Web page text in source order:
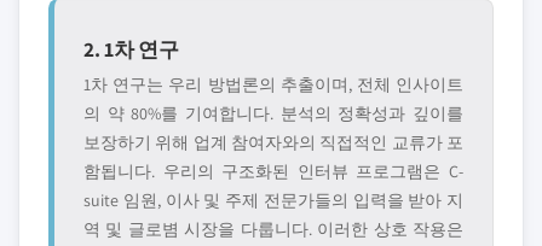
2. 1차 연구
1차 연구는 우리 방법론의 추출이며, 전체 인사이트
의 약 80%를 기여합니다. 분석의 정확성과 깊이를
보장하기 위해 업계 참여자와의 직접적인 교류가 포
함됩니다. 우리의 구조화된 인터뷰 프로그램은 C-
suite 임원, 이사 및 주제 전문가들의 입력을 받아 지
역 및 글로볌 시장을 다룹니다. 이러한 상호 작용은